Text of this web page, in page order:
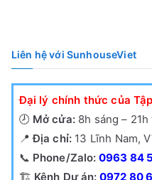
Liên hệ với SunhouseViet
Đại lý chính thức của
🕗 Mở cửa:8h sáng – 21h
📍Địa chỉ: 13 Lĩnh Nam,
📞 Phone/Zalo: 0963 84
🏗️ Kênh Dự án: 0972 80